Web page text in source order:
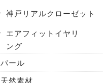
神戸リアルクローゼット
エアフィットイヤリ
ング
パール
天然素材